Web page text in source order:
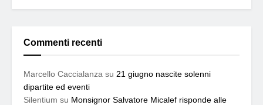
Commenti recenti
Marcello Caccialanza su 21 giugno nascite solenni
dipartite ed eventi
Silentium su Monsignor Salvatore Micalef risponde alle